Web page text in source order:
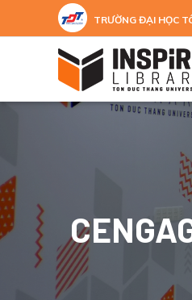
Nhảy đến nội dung
TRƯỜNG ĐẠI HỌC